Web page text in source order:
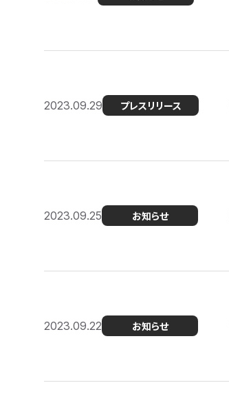
2023.09.29 プレスリリース
2023.09.25 お知らせ
2023.09.22 お知らせ